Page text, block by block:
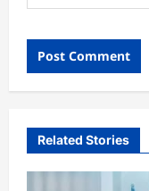
Related Stories